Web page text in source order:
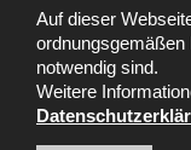
Auf dieser
ordnungsgemäßen
notwendig sind.
Weitere